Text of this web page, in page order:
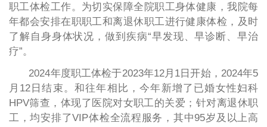
职工体检工作。为切实保障全院职工身体健康，我院每
年都会安排在职职工和离退休职工进行健康体检，及时
了解自身身体状况，做到疾病“早发现、早诊断、早治
疗”。
2024年度职工体检于2023年12月1日开始，2024年5
月12日结束。和往年相比，今年新增了已婚女性妇科
HPV筛查，体现了医院对女职工的关爱；针对离退休职
工，均安排了VIP体检全流程服务，其中95岁及以上高